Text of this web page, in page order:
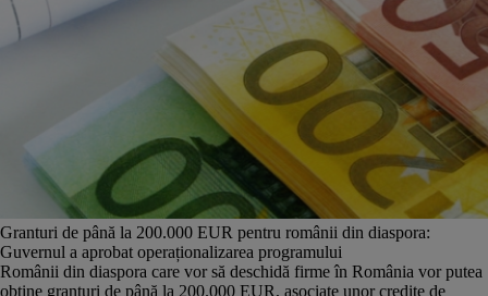
Granturi de până la 200.000 EUR pentru românii din diaspora:
Guvernul a aprobat operaționalizarea programului
Românii din diaspora care vor să deschidă firme în România vor putea
obține granturi de până la 200.000 EUR, asociate unor credite de